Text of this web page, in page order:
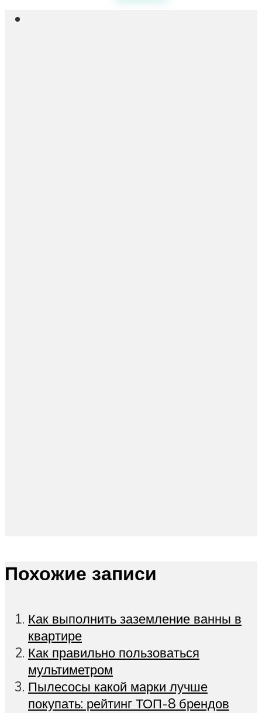
Похожие записи
Как выполнить заземление ванны в
квартире
Как правильно пользоваться
мультиметром
Пылесосы какой марки лучше
покупать: рейтинг ТОП-8 брендов